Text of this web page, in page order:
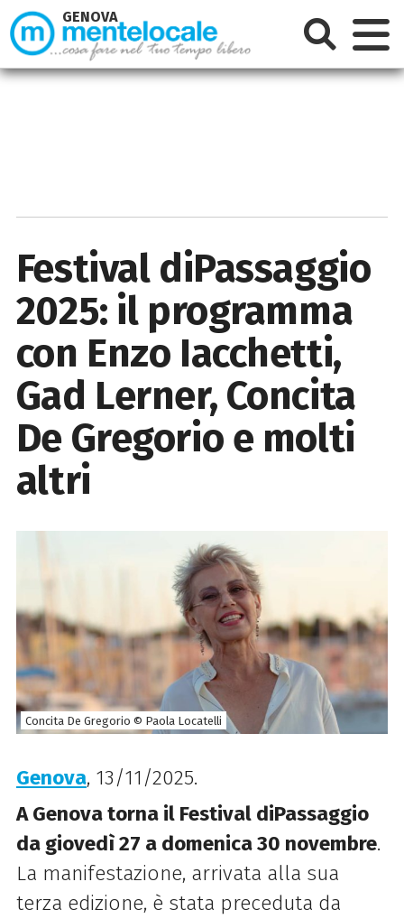
Festival diPassaggio
2025: il programma
con Enzo Iacchetti,
Gad Lerner, Concita
De Gregorio e molti
altri
Concita De Gregorio © Paola Locatelli
Genova, 13/11/2025.
A Genova torna il Festival diPassaggio
da giovedì 27 a domenica 30 novembre.
La manifestazione, arrivata alla sua
terza edizione, è stata preceduta da
GENOVA